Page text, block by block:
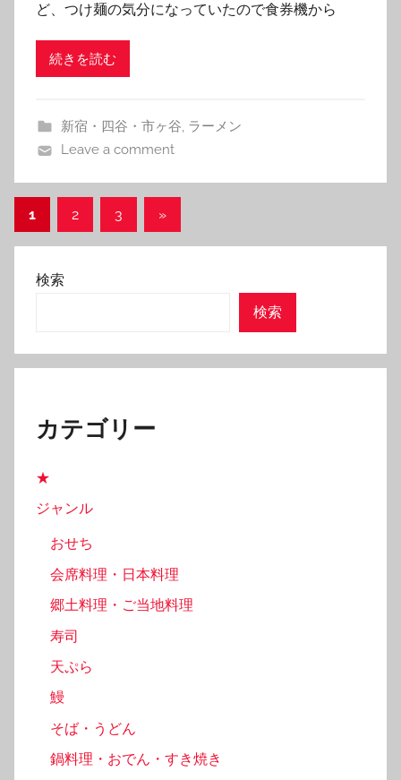
ど、つけ麺の気分になっていたので食券機から
続きを読む
新宿・四谷・市ヶ谷, ラーメン
Leave a comment
投
稿
の
ジ
1 2 3
Next
»
検索
検索
カテゴリー
★
ジャンル
おせち
会席料理・日本料理
郷土料理・ご当地料理
寿司
天ぷら
鰻
そば・うどん
鍋料理・おでん・すき焼き